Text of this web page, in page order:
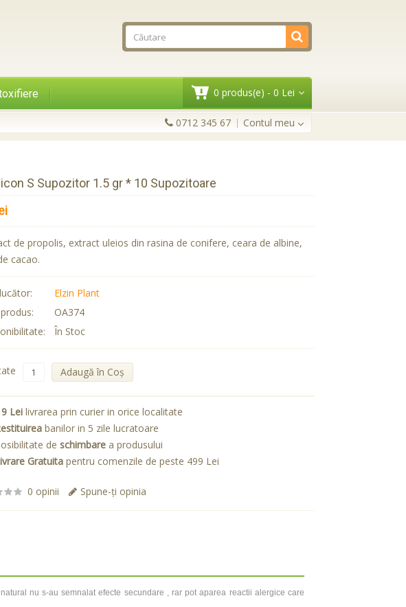
0 produs(e) - 0 Lei
0712 345 67 Contul meu
S Supozitor 1.5 gr * 10 Supozitoare
de propolis, extract uleios din rasina de conifere, ceara de albine,
cacao.
Elzin Plant
OA374
În Stoc
Adaugă în Coş
Leilivrarea prin curier in orice localitate
banilor in 5 zile lucratoare
de schimbarea produsului
Gratuitapentru comenzile de peste 499 Lei
0 opinii Spune-ţi opinia
nu s-au semnalat efecte secundare , rar pot aparea reactii alergice care